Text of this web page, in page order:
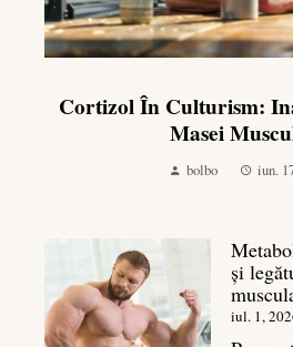
Cortizol În Culturism:
Masei
bolbo iun.
și
iul. 1,